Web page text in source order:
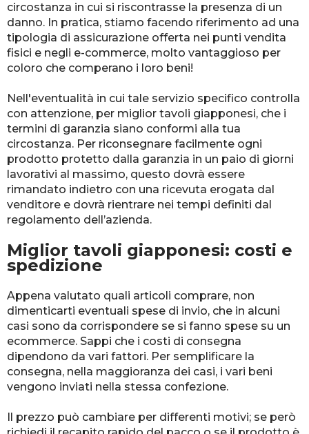
circostanza in cui si riscontrasse la presenza di un
danno. In pratica, stiamo facendo riferimento ad una
tipologia di assicurazione offerta nei punti vendita
fisici e negli e-commerce, molto vantaggioso per
coloro che comperano i loro beni!
Nell'eventualità in cui tale servizio specifico controlla
con attenzione, per miglior tavoli giapponesi, che i
termini di garanzia siano conformi alla tua
circostanza. Per riconsegnare facilmente ogni
prodotto protetto dalla garanzia in un paio di giorni
lavorativi al massimo, questo dovrà essere
rimandato indietro con una ricevuta erogata dal
venditore e dovrà rientrare nei tempi definiti dal
regolamento dell’azienda.
Miglior tavoli giapponesi: costi e
spedizione
Appena valutato quali articoli comprare, non
dimenticarti eventuali spese di invio, che in alcuni
casi sono da corrispondere se si fanno spese su un
ecommerce. Sappi che i costi di consegna
dipendono da vari fattori. Per semplificare la
consegna, nella maggioranza dei casi, i vari beni
vengono inviati nella stessa confezione.
Il prezzo può cambiare per differenti motivi; se però